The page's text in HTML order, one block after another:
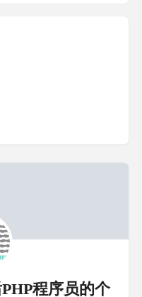
程序员的个